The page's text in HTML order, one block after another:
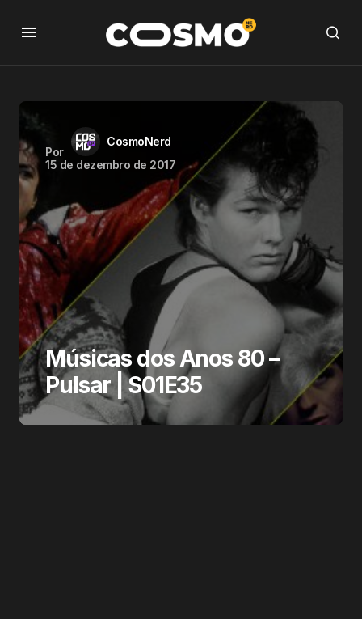
Por
CosmoNerd
15 de dezembro de 2017
Músicas dos Anos 80 –
Pulsar | S01E35